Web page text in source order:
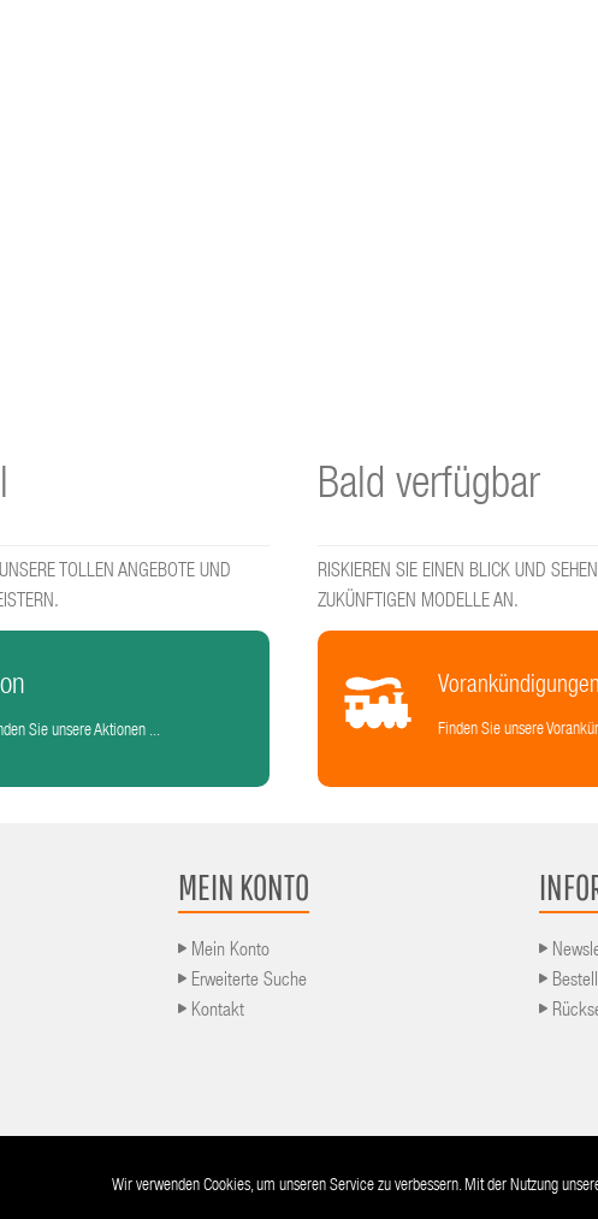
Bald verfügbar
TOLLEN ANGEBOTE UND
RISKIEREN SIE EINEN BLICK UND
ZUKÜNFTIGEN MODELLE AN.
Sie unsere Aktionen ...
Vorankündigungen
Finden Sie unsere
MEIN KONTO
Mein Konto
Erweiterte Suche
Kontakt
Cyber-AtelierWir verwenden Cookies, um unseren Service zu verbessern. Mit der Nutzung